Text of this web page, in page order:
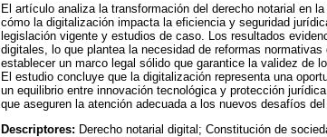
El artículo analiza la transformación del derecho notarial en
cómo la digitalización impacta la eficiencia y seguridad
legislación vigente y estudios de caso. Los resultados
digitales, lo que plantea la necesidad de reformas
establecer un marco legal sólido que garantice la validez de
El estudio concluye que la digitalización representa una
un equilibrio entre innovación tecnológica y protección
que aseguren la atención adecuada a los nuevos desafíos del
Descriptores: Derecho notarial digital; Constitución de